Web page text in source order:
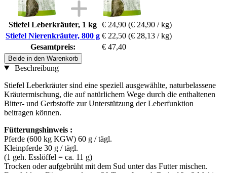
Stiefel Leberkräuter, 1 kg € 24,90 (€ 24,90 / kg)
Stiefel Nierenkräuter, 800 g € 22,50 (€ 28,13 / kg)
Gesamtpreis:
€ 47,40
Beide in den Warenkorb
Beschreibung
Stiefel Leberkräuter sind eine speziell ausgewählte, naturbelassene
Kräutermischung, die auf natürlichem Wege durch die enthaltenen
Bitter- und Gerbstoffe zur Unterstützung der Leberfunktion
beitragen können.
Fütterungshinweis :
Pferde (600 kg KGW) 60 g / tägl.
Kleinpferde 30 g / tägl.
(1 geh. Esslöffel = ca. 11 g)
Trocken oder aufgebrüht mit dem Sud unter das Futter mischen.